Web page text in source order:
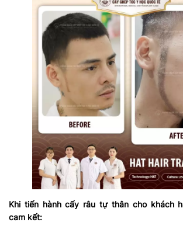
Khi tiến hành cấy râu tự thân cho khách
cam kết: